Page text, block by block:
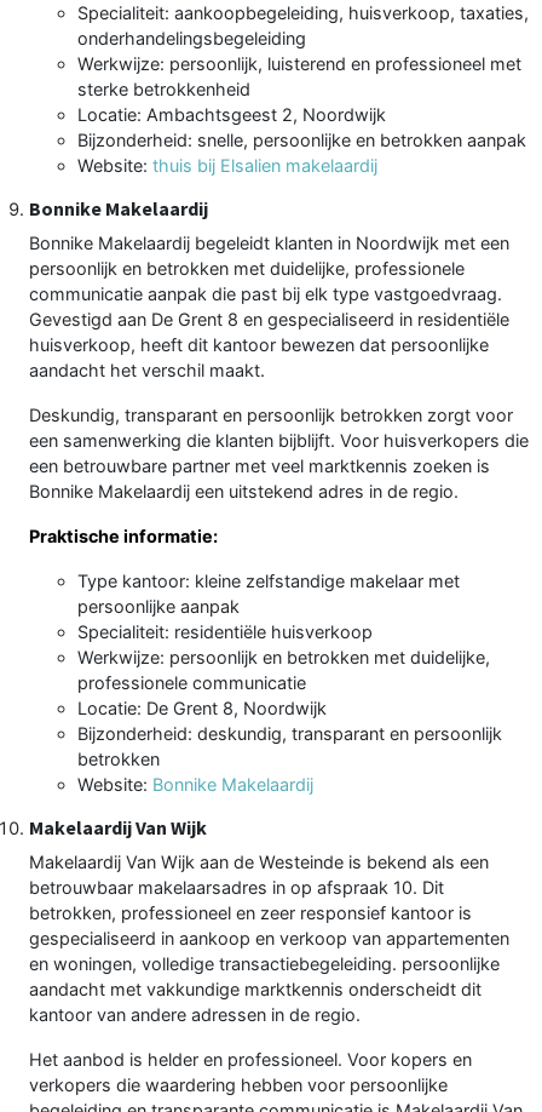
Specialiteit: aankoopbegeleiding, huisverkoop, taxaties,
onderhandelingsbegeleiding
Werkwijze: persoonlijk, luisterend en professioneel met
sterke betrokkenheid
Locatie: Ambachtsgeest 2, Noordwijk
Bijzonderheid: snelle, persoonlijke en betrokken aanpak
Website: thuis bij Elsalien makelaardij
Bonnike Makelaardij
Bonnike Makelaardij begeleidt klanten in Noordwijk met een
persoonlijk en betrokken met duidelijke, professionele
communicatie aanpak die past bij elk type vastgoedvraag.
Gevestigd aan De Grent 8 en gespecialiseerd in residentiële
huisverkoop, heeft dit kantoor bewezen dat persoonlijke
aandacht het verschil maakt.
Deskundig, transparant en persoonlijk betrokken zorgt voor
een samenwerking die klanten bijblijft. Voor huisverkopers die
een betrouwbare partner met veel marktkennis zoeken is
Bonnike Makelaardij een uitstekend adres in de regio.
Praktische informatie:
Type kantoor: kleine zelfstandige makelaar met
persoonlijke aanpak
Specialiteit: residentiële huisverkoop
Werkwijze: persoonlijk en betrokken met duidelijke,
professionele communicatie
Locatie: De Grent 8, Noordwijk
Bijzonderheid: deskundig, transparant en persoonlijk
betrokken
Website: Bonnike Makelaardij
Makelaardij Van Wijk
Makelaardij Van Wijk aan de Westeinde is bekend als een
betrouwbaar makelaarsadres in op afspraak 10. Dit
betrokken, professioneel en zeer responsief kantoor is
gespecialiseerd in aankoop en verkoop van appartementen
en woningen, volledige transactiebegeleiding. persoonlijke
aandacht met vakkundige marktkennis onderscheidt dit
kantoor van andere adressen in de regio.
Het aanbod is helder en professioneel. Voor kopers en
verkopers die waardering hebben voor persoonlijke